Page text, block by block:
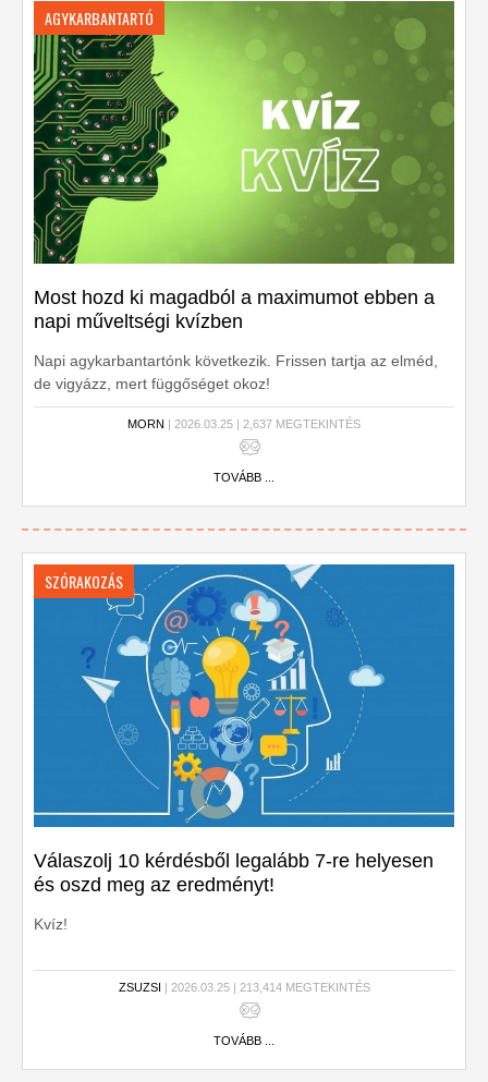
AGYKARBANTARTÓ
Most hozd ki magadból a maximumot ebben a
napi műveltségi kvízben
Napi agykarbantartónk következik. Frissen tartja az elméd,
de vigyázz, mert függőséget okoz!
MORN | 2026.03.25 | 2,637 MEGTEKINTÉS
TOVÁBB ...
SZÓRAKOZÁS
Válaszolj 10 kérdésből legalább 7-re helyesen
és oszd meg az eredményt!
Kvíz!
ZSUZSI | 2026.03.25 | 213,414 MEGTEKINTÉS
TOVÁBB ...